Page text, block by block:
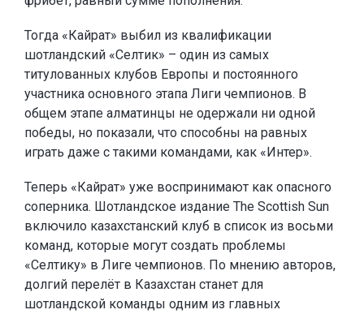
Тогда «Кайрат» выбил из квалификации
шотландский «Селтик» – один из самых
титулованных клубов Европы и постоянного
участника основного этапа Лиги чемпионов. В
общем этапе алматинцы не одержали ни одной
победы, но показали, что способны на равных
играть даже с такими командами, как «Интер».
Теперь «Кайрат» уже воспринимают как опасного
соперника. Шотландское издание The Scottish Sun
включило казахстанский клуб в список из восьми
команд, которые могут создать проблемы
«Селтику» в Лиге чемпионов. По мнению авторов,
долгий перелёт в Казахстан станет для
шотландской команды одним из главных